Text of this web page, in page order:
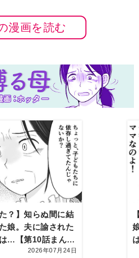
漫画を読む
？】知らぬ間に結
娘。夫に諭された
…【第10話まん
2026年07月24日